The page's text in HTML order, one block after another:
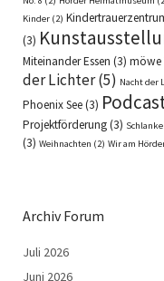
Kinder (2)
(3)
Miteinander Essen (3) möwe
der Lichter(5) Nacht der
Phoenix See(3)
Projektförderung(3)
(3) Weihnachten (2) Wir am
Archiv Forum
Juli 2026
Juni 2026